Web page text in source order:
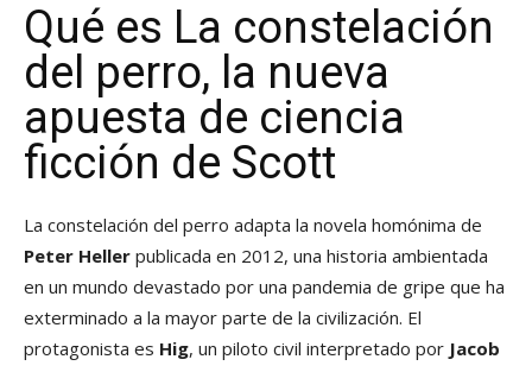
Qué es La constelación
del perro, la nueva
apuesta de ciencia
ficción de Scott
La constelación del perro adapta la novela homónima de
Peter Heller publicada en 2012, una historia ambientada
en un mundo devastado por una pandemia de gripe que ha
exterminado a la mayor parte de la civilización. El
protagonista es Hig, un piloto civil interpretado por Jacob